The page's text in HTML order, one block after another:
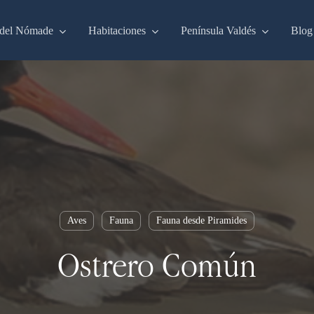
del Nómade Habitaciones Península Valdés Blog
Aves Fauna Fauna desde Piramides
Ostrero Común